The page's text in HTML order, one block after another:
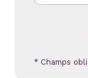
* Champs